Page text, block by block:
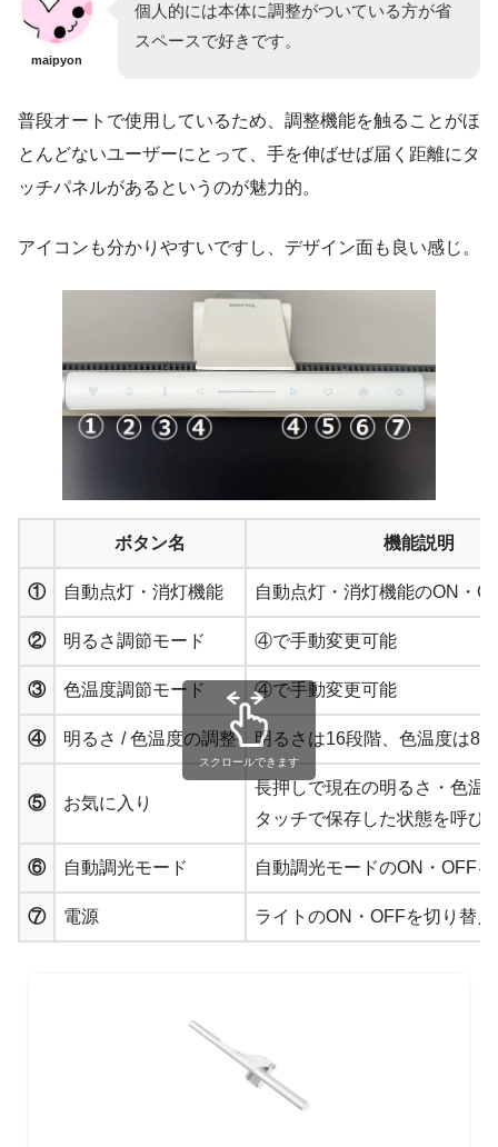
maipyon
個人的には本体に調整がついている方が省
スペースで好きです。
普段オートで使用しているため、調整機能を触ることがほ
とんどないユーザーにとって、手を伸ばせば届く距離にタ
ッチパネルがあるというのが魅力的。
アイコンも分かりやすいですし、デザイン面も良い感じ。
ボタン名 機能説明
① 自動点灯・消灯機能 自動点灯・消灯機能のON・
② 明るさ調節モード ④で手動変更可能
③ 色温度調節モード ④で手動変更可能
④ 明るさ / 色温度の調整 明るさは16段階、色温度は8
⑤ お気に入り
長押しで現在の明るさ・色温
タッチで保存した状態を呼び
⑥ 自動調光モード 自動調光モードのON・OFF
⑦ 電源 ライトのON・OFFを切り替え
スクロールできます